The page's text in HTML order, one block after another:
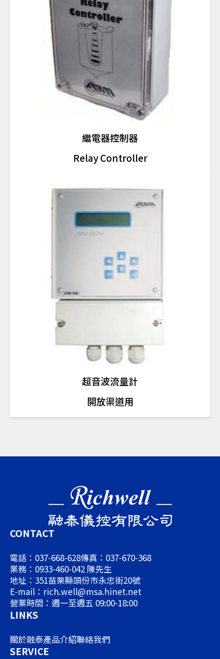
繼電器控制器
Relay Controller
超音波流量計
開放渠道用
CONTACT
電話：037-668-628傳真：037-670-368
業務：0933-460-042 陳先生
地址：351苗栗縣頭份市永忠街20號
E-mail：rich.well@msa.hinet.net
營業時間：週一至週五 09:00-18:00
LINKS
關於融泰產品介紹聯絡我們
SERVICE